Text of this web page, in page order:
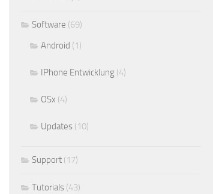
Software (69)
Android (1)
IPhone Entwicklung (4)
OSx (4)
Updates (10)
Support (17)
Tutorials (43)